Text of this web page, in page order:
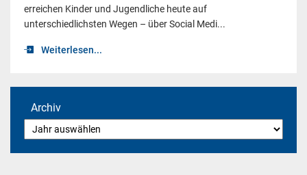
erreichen Kinder und Jugendliche heute auf
unterschiedlichsten Wegen – über Social Medi...
Weiterlesen...
Archiv